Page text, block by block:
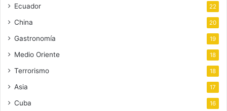
Ecuador 22
China 20
Gastronomía 19
Medio Oriente 18
Terrorismo 18
Asia 17
Cuba 16